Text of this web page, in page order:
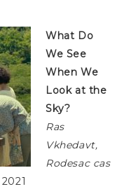
What Do
We See
When We
Look at the
Sky?
Ras
Vkhedavt,
Rodesac cas